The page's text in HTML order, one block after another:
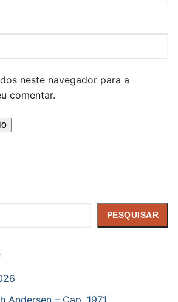
neste navegador para a
comentar.
PESQUISAR
Andersen – Cap. 1971